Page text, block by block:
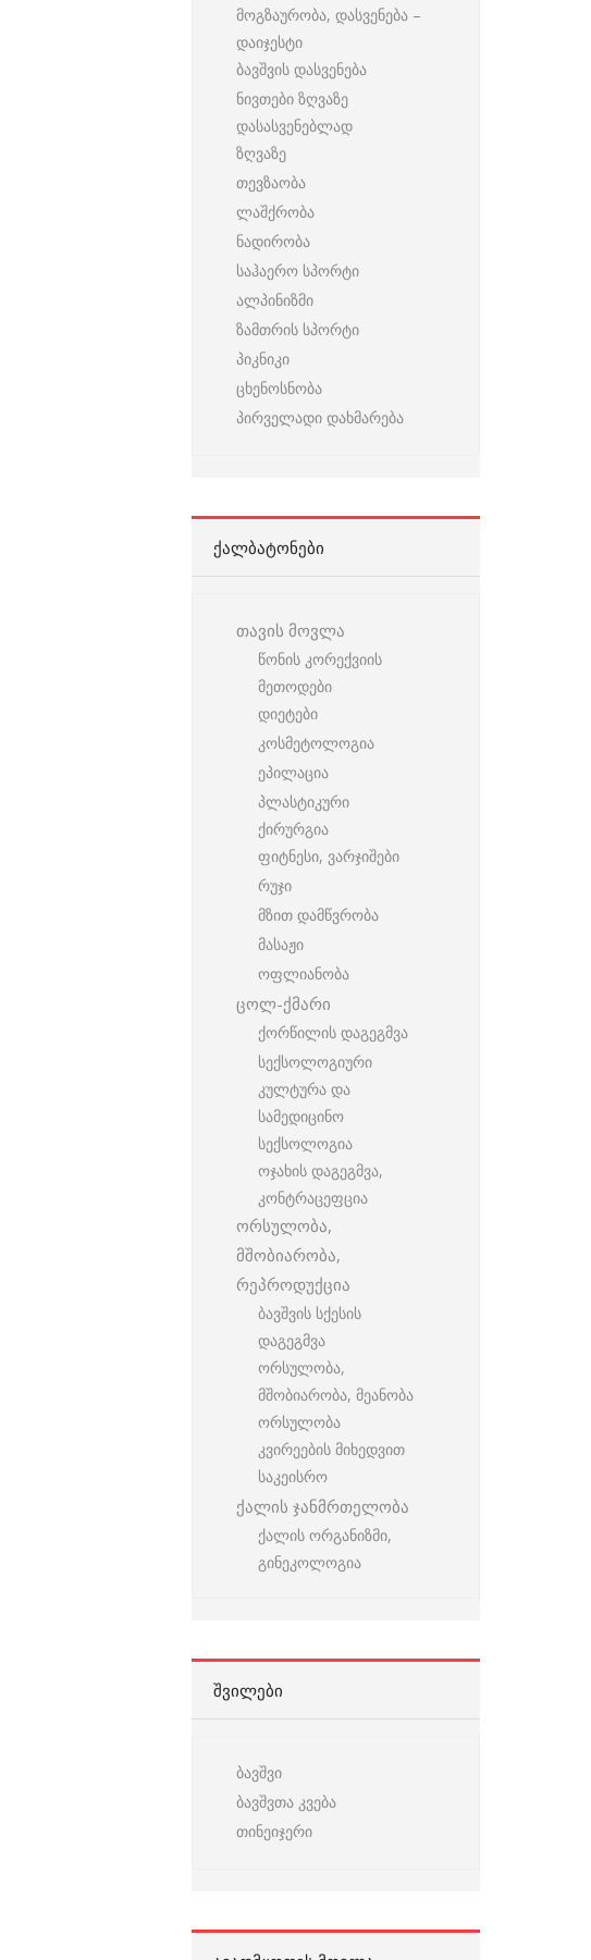
მოგზაურობა, დასვენება –
დაიჯესტი
ბავშვის დასვენება
ნივთები ზღვაზე
დასასვენებლად
ზღვაზე
თევზაობა
ლაშქრობა
ნადირობა
საჰაერო სპორტი
ალპინიზმი
ზამთრის სპორტი
პიკნიკი
ცხენოსნობა
პირველადი დახმარება
ᲥᲐᲚᲑᲐᲢᲝᲜᲔᲑᲘ
თავის მოვლა
წონის კორექვიის
მეთოდები
დიეტები
კოსმეტოლოგია
ეპილაცია
პლასტიკური
ქირურგია
ფიტნესი, ვარჯიშები
რუჯი
მზით დამწვრობა
მასაჟი
ოფლიანობა
ცოლ-ქმარი
ქორწილის დაგეგმვა
სექსოლოგიური
კულტურა და
სამედიცინო
სექსოლოგია
ოჯახის დაგეგმვა,
კონტრაცეფცია
ორსულობა,
მშობიარობა,
რეპროდუქცია
ბავშვის სქესის
დაგეგმვა
ორსულობა,
მშობიარობა, მეანობა
ორსულობა
კვირეების მიხედვით
საკეისრო
ქალის ჯანმრთელობა
ქალის ორგანიზმი,
გინეკოლოგია
ᲨᲕᲘᲚᲔᲑᲘ
ბავშვი
ბავშვთა კვება
თინეიჯერი